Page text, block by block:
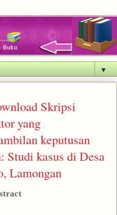
▼
Skripsi
yang
keputusan
Studi kasus di Desa
Lamongan